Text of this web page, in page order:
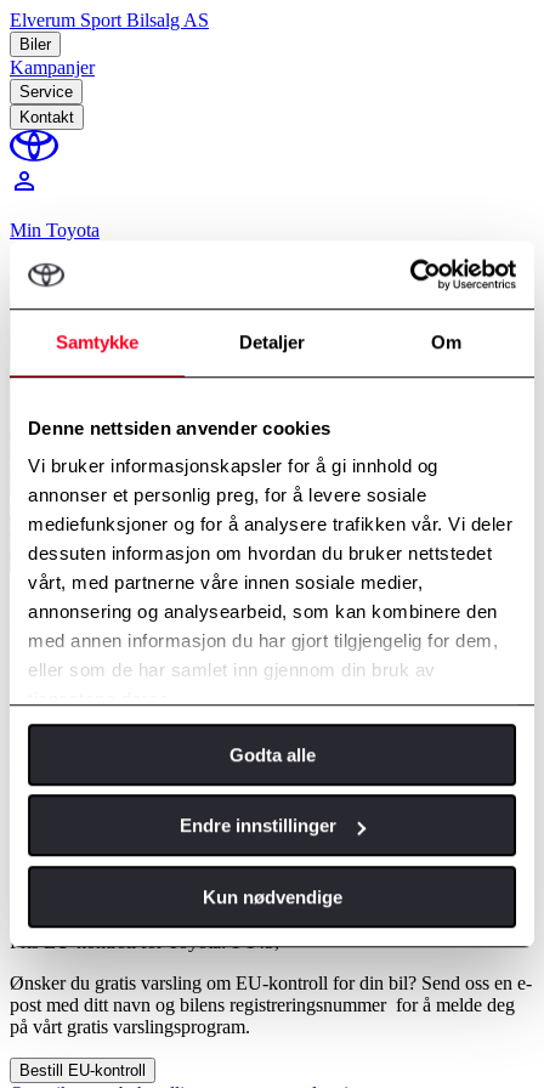
Samtykke Detaljer Om
Denne nettsiden anvender cookies
Vi bruker informasjonskapsler for å gi innhold og
annonser et personlig preg, for å levere sosiale
mediefunksjoner og for å analysere trafikken vår. Vi deler
dessuten informasjon om hvordan du bruker nettstedet
vårt, med partnerne våre innen sosiale medier,
annonsering og analysearbeid, som kan kombinere den
med annen informasjon du har gjort tilgjengelig for dem,
eller som de har samlet inn gjennom din bruk av
Godta alle
Endre innstillinger
Kun nødvendige
Elverum Sport Bilsalg AS
Biler
Kampanjer
Service
Kontakt
perm_identity
Min Toyota
Hjem
EU-kontroll
Ingen kan Toyota bedre
Alle personbiler kalles inn til EU-kontroll (Periodisk
kjøretøykontroll) fire år etter førstegangs registrering og deretter
annethvert år. Kontrollen er omfattende for å sikre at bilen oppfyller
sikkerhets- og miljøkravene som gjelder. Som bileier har du ansvaret
mangler må utbedres før den blir godkjent. Det lønner seg å ta EU-
kontrollen hos oss. En Toyota-mekaniker får en grundig og
reparere en Toyota. Det er vi som KAN Toyota.
Pris EU-kontroll for Toyota: 1 145,-
Ønsker du gratis varsling om EU-kontroll for din bil? Send oss en e-
post med ditt navn og bilens registreringsnummer for å melde deg
på vårt gratis varslingsprogram.
Bestill EU-kontroll